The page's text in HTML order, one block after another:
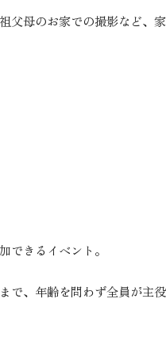
父母のお家での撮影など、
できるイベント。
、年齢を問わず全員が主役